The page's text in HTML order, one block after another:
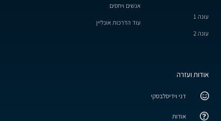
עונה 1
עונה 2
אנשים ויחסים
עוד הדרכות אונליין
אודות ועזרה
דני וידיסלבסקי
אודות